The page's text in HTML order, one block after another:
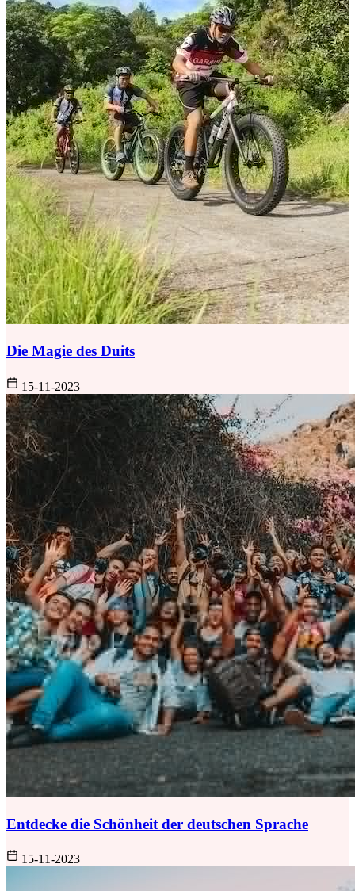
Die Magie des Duits
15-11-2023
Entdecke die Schönheit der deutschen Sprache
15-11-2023